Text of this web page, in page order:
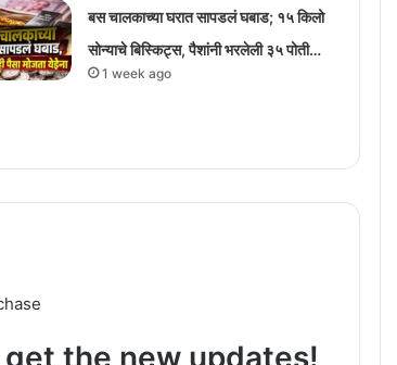
बस चालकाच्या घरात सापडलं घबाड; १५ किलो
सोन्याचे बिस्किट्स, पैशांनी भरलेली ३५ पोती…
1 week ago
the new updates!